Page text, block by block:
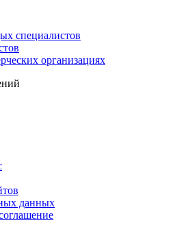
специалистов
организациях
данных